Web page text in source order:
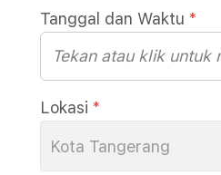
Tanggal dan Waktu *
Lokasi *
Kota Tangerang